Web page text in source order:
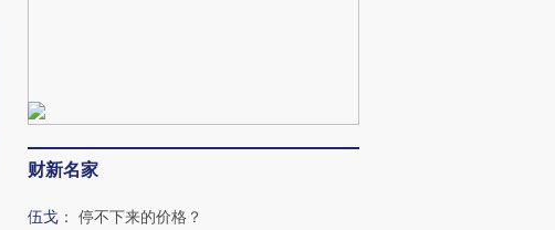
财新名家
伍戈 ： 停不下来的价格？